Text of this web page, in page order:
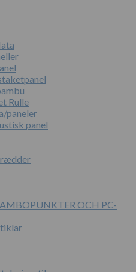
Rulle
paneler
panel
OCH PC-